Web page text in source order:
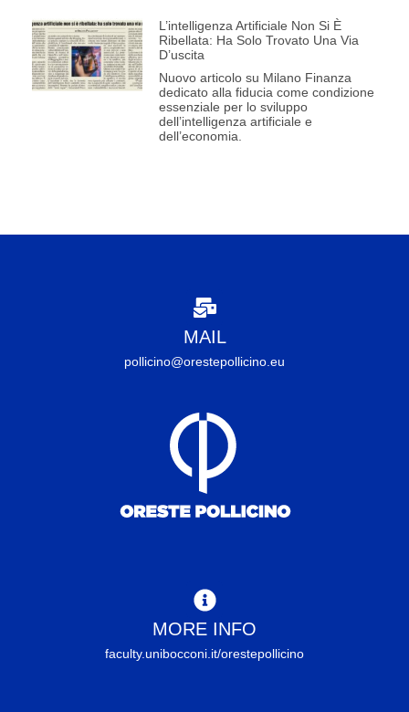
L’intelligenza Artificiale Non Si È
Ribellata: Ha Solo Trovato Una Via
D’uscita
Nuovo articolo su Milano Finanza
dedicato alla fiducia come condizione
essenziale per lo sviluppo
dell’intelligenza artificiale e
dell’economia.
MAIL
pollicino@orestepollicino.eu
MORE INFO
faculty.unibocconi.it/orestepollicino